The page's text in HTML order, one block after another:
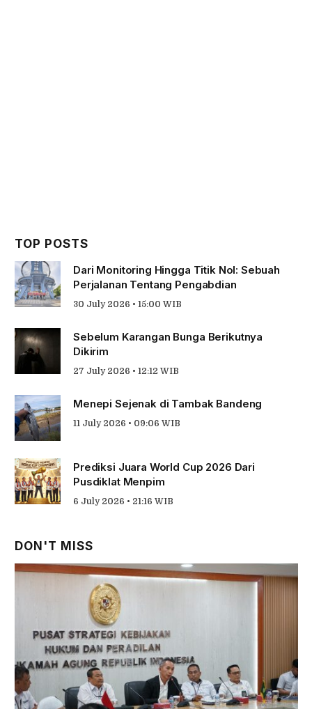
TOP POSTS
Dari Monitoring Hingga Titik Nol: Sebuah
30 July 2026 • 15:00 WIB
27 July 2026 • 12:12 WIB
Menepi Sejenak di Tambak Bandeng
Prediksi Juara World Cup 2026 Dari
Pusdiklat Menpim
6 July 2026 • 21:16 WIB
DON'T MISS